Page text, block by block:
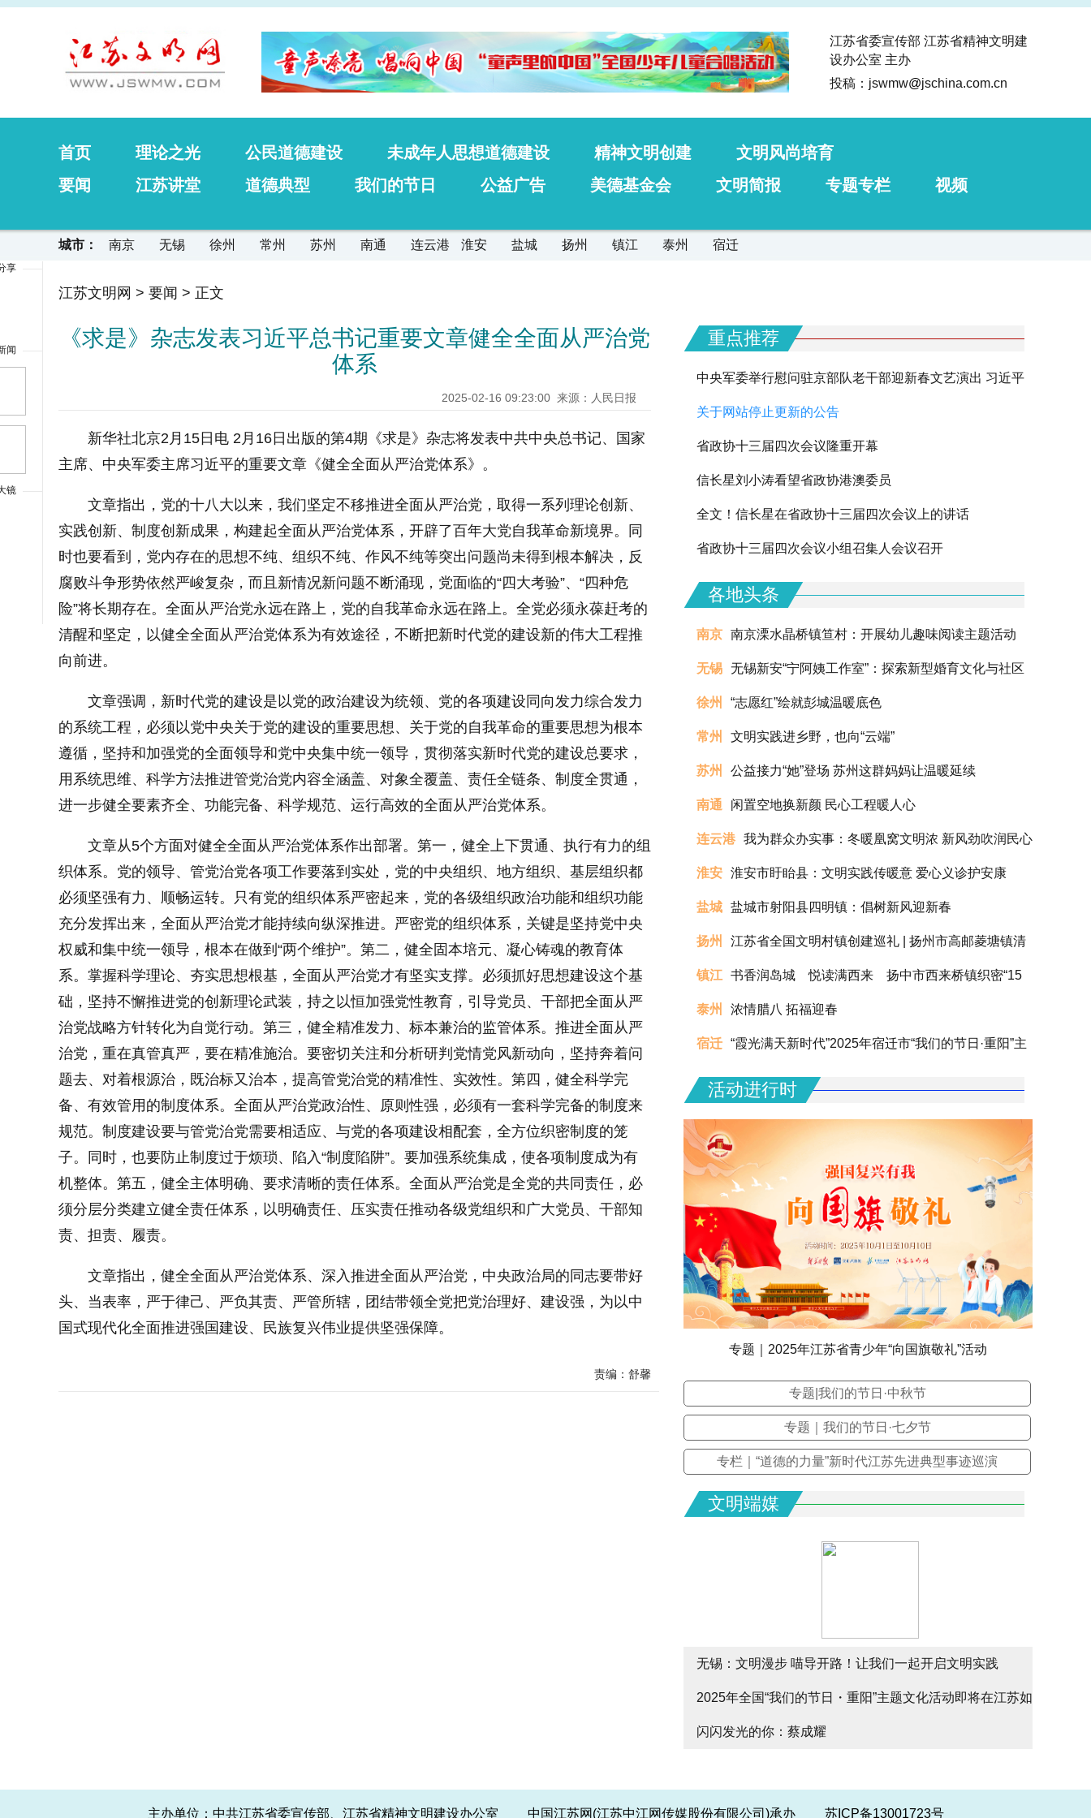
江苏省委宣传部 江苏省精神文明建
设办公室 主办
投稿：jswmw@jschina.com.cn
首页 理论之光 公民道德建设 未成年人思想道德建设 精神文明创建
文明风尚培育
要闻
江苏讲堂 道德典型 我们的节日 公益广告 美德基金会 文明简报 专题专栏 视频
城市： 南京 无锡 徐州 常州 苏州 南通 连云港 淮安 盐城 扬州 镇江 泰州 宿迁
江苏文明网 > 要闻 > 正文
《求是》杂志发表习近平总书记重要文章健全全面从严治党
体系
2025-02-16 09:23:00 来源：人民日报
新华社北京2月15日电 2月16日出版的第4期《求是》杂志将发表中共中央总书记、国家
主席、中央军委主席习近平的重要文章《健全全面从严治党体系》。
文章指出，党的十八大以来，我们坚定不移推进全面从严治党，取得一系列理论创新、
实践创新、制度创新成果，构建起全面从严治党体系，开辟了百年大党自我革命新境界。同
时也要看到，党内存在的思想不纯、组织不纯、作风不纯等突出问题尚未得到根本解决，反
腐败斗争形势依然严峻复杂，而且新情况新问题不断涌现，党面临的“四大考验”、“四种危
险”将长期存在。全面从严治党永远在路上，党的自我革命永远在路上。全党必须永葆赶考的
清醒和坚定，以健全全面从严治党体系为有效途径，不断把新时代党的建设新的伟大工程推
向前进。
文章强调，新时代党的建设是以党的政治建设为统领、党的各项建设同向发力综合发力
的系统工程，必须以党中央关于党的建设的重要思想、关于党的自我革命的重要思想为根本
遵循，坚持和加强党的全面领导和党中央集中统一领导，贯彻落实新时代党的建设总要求，
用系统思维、科学方法推进管党治党内容全涵盖、对象全覆盖、责任全链条、制度全贯通，
进一步健全要素齐全、功能完备、科学规范、运行高效的全面从严治党体系。
文章从5个方面对健全全面从严治党体系作出部署。第一，健全上下贯通、执行有力的组
织体系。党的领导、管党治党各项工作要落到实处，党的中央组织、地方组织、基层组织都
必须坚强有力、顺畅运转。只有党的组织体系严密起来，党的各级组织政治功能和组织功能
充分发挥出来，全面从严治党才能持续向纵深推进。严密党的组织体系，关键是坚持党中央
权威和集中统一领导，根本在做到“两个维护”。第二，健全固本培元、凝心铸魂的教育体
系。掌握科学理论、夯实思想根基，全面从严治党才有坚实支撑。必须抓好思想建设这个基
础，坚持不懈推进党的创新理论武装，持之以恒加强党性教育，引导党员、干部把全面从严
治党战略方针转化为自觉行动。第三，健全精准发力、标本兼治的监管体系。推进全面从严
治党，重在真管真严，要在精准施治。要密切关注和分析研判党情党风新动向，坚持奔着问
题去、对着根源治，既治标又治本，提高管党治党的精准性、实效性。第四，健全科学完
备、有效管用的制度体系。全面从严治党政治性、原则性强，必须有一套科学完备的制度来
规范。制度建设要与管党治党需要相适应、与党的各项建设相配套，全方位织密制度的笼
子。同时，也要防止制度过于烦琐、陷入“制度陷阱”。要加强系统集成，使各项制度成为有
机整体。第五，健全主体明确、要求清晰的责任体系。全面从严治党是全党的共同责任，必
须分层分类建立健全责任体系，以明确责任、压实责任推动各级党组织和广大党员、干部知
责、担责、履责。
文章指出，健全全面从严治党体系、深入推进全面从严治党，中央政治局的同志要带好
头、当表率，严于律己、严负其责、严管所辖，团结带领全党把党治理好、建设强，为以中
国式现代化全面推进强国建设、民族复兴伟业提供坚强保障。
责编：舒馨
重点推荐
中央军委举行慰问驻京部队老干部迎新春文艺演出 习近平
向全军老同志祝贺新春
关于网站停止更新的公告
省政协十三届四次会议隆重开幕
信长星刘小涛看望省政协港澳委员
全文！信长星在省政协十三届四次会议上的讲话
省政协十三届四次会议小组召集人会议召开
各地头条
南京 南京溧水晶桥镇笪村：开展幼儿趣味阅读主题活动
无锡 无锡新安“宁阿姨工作室”：探索新型婚育文化与社区
治理融合的创新实践
徐州 “志愿红”绘就彭城温暖底色
常州 文明实践进乡野，也向“云端”
苏州 公益接力“她”登场 苏州这群妈妈让温暖延续
南通 闲置空地换新颜 民心工程暖人心
连云港 我为群众办实事：冬暖凰窝文明浓 新风劲吹润民心
淮安 淮安市盱眙县：文明实践传暖意 爱心义诊护安康
盐城 盐城市射阳县四明镇：倡树新风迎新春
扬州 江苏省全国文明村镇创建巡礼 | 扬州市高邮菱塘镇清
真村
镇江 书香润岛城 悦读满西来 扬中市西来桥镇织密“15
分钟阅读圈”滋养全龄人生
泰州 浓情腊八 拓福迎春
宿迁 “霞光满天新时代”2025年宿迁市“我们的节日·重阳”主
场活动圆满举办
活动进行时
专题｜2025年江苏省青少年“向国旗敬礼”活动
专题|我们的节日·中秋节
专题｜我们的节日·七夕节
专栏｜“道德的力量”新时代江苏先进典型事迹巡演
文明端媒
无锡：文明漫步 喵导开路！让我们一起开启文明实践
citywalk
2025年全国“我们的节日・重阳”主题文化活动即将在江苏如
皋启幕
闪闪发光的你：蔡成耀
主办单位：中共江苏省委宣传部、江苏省精神文明建设办公室 中国江苏网(江苏中江网传媒股份有限公司)承办 苏ICP备13001723号
享
闻
镜